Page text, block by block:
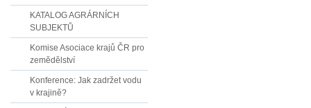
KATALOG AGRÁRNÍCH
SUBJEKTŮ
Komise Asociace krajů ČR pro
zemědělství
Konference: Jak zadržet vodu
v krajině?